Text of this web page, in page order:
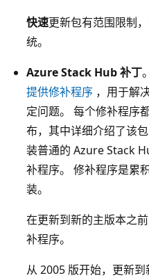
快速更新包有范围限制
统。
Azure Stack Hub 补丁
提供修补程序 ，用于解
定问题。 每个修补程序
布，其中详细介绍了该
装普通的 Azure Stack
补程序。 修补程序是累
装。
在更新到新的主版本之
补程序。
从 2005 版开始，更新